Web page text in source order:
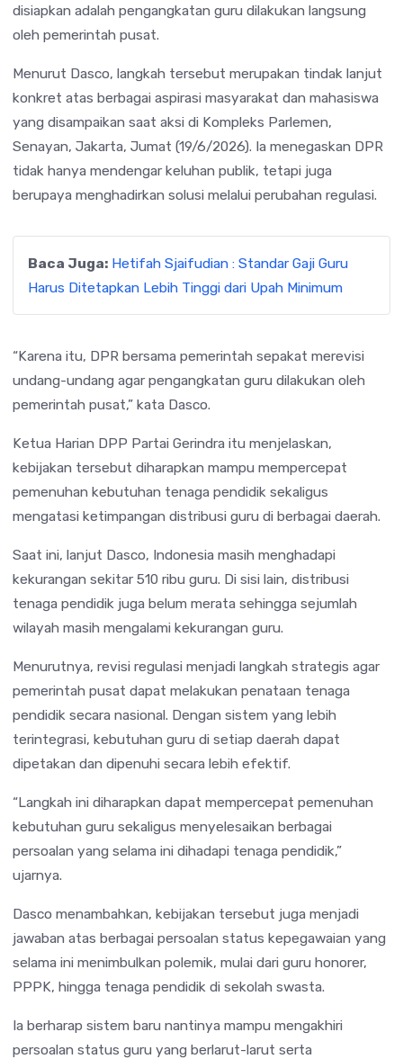
disiapkan adalah pengangkatan guru dilakukan langsung
oleh pemerintah pusat.
Menurut Dasco, langkah tersebut merupakan tindak lanjut
konkret atas berbagai aspirasi masyarakat dan mahasiswa
yang disampaikan saat aksi di Kompleks Parlemen,
Senayan, Jakarta, Jumat (19/6/2026). Ia menegaskan DPR
tidak hanya mendengar keluhan publik, tetapi juga
berupaya menghadirkan solusi melalui perubahan regulasi.
Baca Juga: Hetifah Sjaifudian : Standar Gaji Guru
Harus Ditetapkan Lebih Tinggi dari Upah Minimum
“Karena itu, DPR bersama pemerintah sepakat merevisi
undang-undang agar pengangkatan guru dilakukan oleh
pemerintah pusat,” kata Dasco.
Ketua Harian DPP Partai Gerindra itu menjelaskan,
kebijakan tersebut diharapkan mampu mempercepat
pemenuhan kebutuhan tenaga pendidik sekaligus
mengatasi ketimpangan distribusi guru di berbagai daerah.
Saat ini, lanjut Dasco, Indonesia masih menghadapi
kekurangan sekitar 510 ribu guru. Di sisi lain, distribusi
tenaga pendidik juga belum merata sehingga sejumlah
wilayah masih mengalami kekurangan guru.
Menurutnya, revisi regulasi menjadi langkah strategis agar
pemerintah pusat dapat melakukan penataan tenaga
pendidik secara nasional. Dengan sistem yang lebih
terintegrasi, kebutuhan guru di setiap daerah dapat
dipetakan dan dipenuhi secara lebih efektif.
“Langkah ini diharapkan dapat mempercepat pemenuhan
kebutuhan guru sekaligus menyelesaikan berbagai
persoalan yang selama ini dihadapi tenaga pendidik,”
ujarnya.
Dasco menambahkan, kebijakan tersebut juga menjadi
jawaban atas berbagai persoalan status kepegawaian yang
selama ini menimbulkan polemik, mulai dari guru honorer,
PPPK, hingga tenaga pendidik di sekolah swasta.
Ia berharap sistem baru nantinya mampu mengakhiri
persoalan status guru yang berlarut-larut serta